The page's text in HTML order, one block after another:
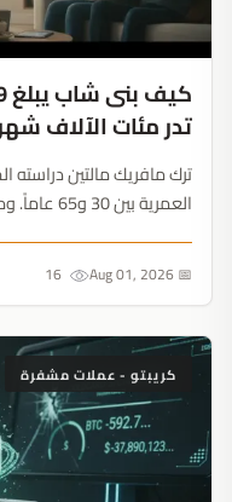
تدر مئات الآلاف
ترك مافريك مالتين دراسته
العمرية
البسيطة إلى آلة تدر مئات📅 Aug 01, 2026
كريبتو - عملات مشفرة